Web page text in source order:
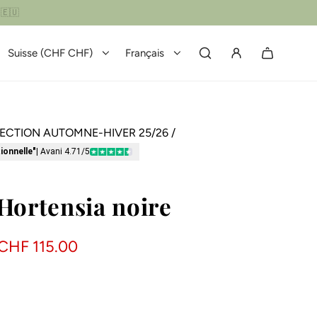
Suisse (CHF CHF) Français
AUTOMNE-HIVER 25/26 /
| Avani 4.71/5
noire
115.00